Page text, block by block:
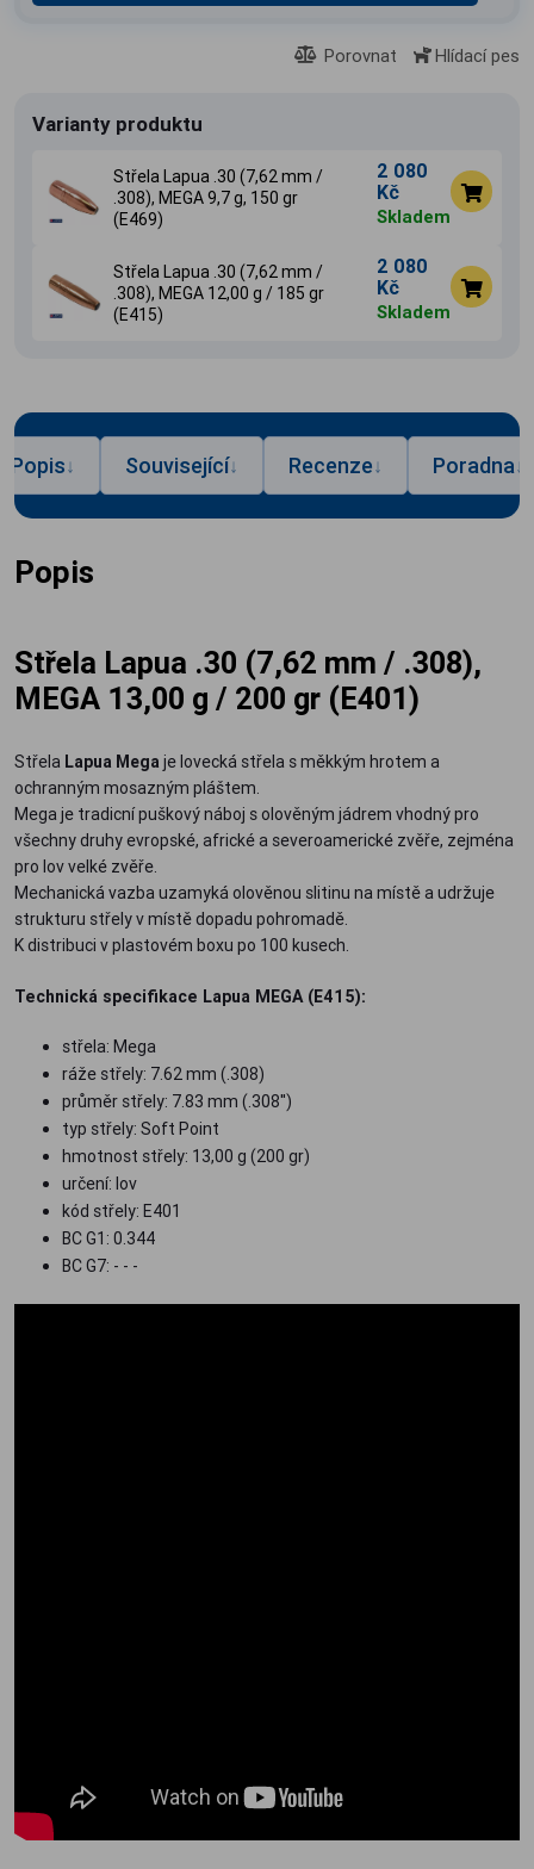
Porovnat Hlídací pes
Varianty produktu
Střela Lapua .30 (7,62 mm /
.308), MEGA 9,7 g, 150 gr
(E469)
2 080
Kč
Skladem
Střela Lapua .30 (7,62 mm /
.308), MEGA 12,00 g / 185 gr
(E415)
2 080
Kč
Skladem
Popis↓ Související↓ Recenze↓ Poradna↓
Popis
Střela Lapua .30 (7,62 mm / .308),
MEGA 13,00 g / 200 gr (E401)
Střela Lapua Mega je lovecká střela s měkkým hrotem a
ochranným mosazným pláštem.
Mega je tradicní puškový náboj s olověným jádrem vhodný pro
všechny druhy evropské, africké a severoamerické zvěře, zejména
pro lov velké zvěře.
Mechanická vazba uzamyká olověnou slitinu na místě a udržuje
strukturu střely v místě dopadu pohromadě.
K distribuci v plastovém boxu po 100 kusech.
Technická specifikace Lapua MEGA (E415):
střela: Mega
ráže střely: 7.62 mm (.308)
průměr střely: 7.83 mm (.308'')
typ střely: Soft Point
hmotnost střely: 13,00 g (200 gr)
určení: lov
kód střely: E401
BC G1: 0.344
BC G7: - - -